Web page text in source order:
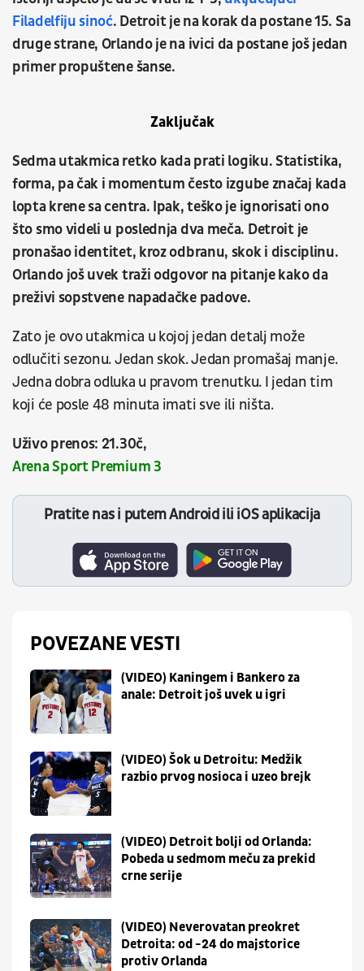
Filadelfiju sinoć. Detroit je na korak da postane 15. Sa
druge strane, Orlando je na ivici da postane još jedan
primer propuštene šanse.
Zaključak
Sedma utakmica retko kada prati logiku. Statistika,
forma, pa čak i momentum često izgube značaj kada
lopta krene sa centra. Ipak, teško je ignorisati ono
što smo videli u poslednja dva meča. Detroit je
pronašao identitet, kroz odbranu, skok i disciplinu.
Orlando još uvek traži odgovor na pitanje kako da
preživi sopstvene napadačke padove.
Zato je ovo utakmica u kojoj jedan detalj može
odlučiti sezonu. Jedan skok. Jedan promašaj manje.
Jedna dobra odluka u pravom trenutku. I jedan tim
koji će posle 48 minuta imati sve ili ništa.
Uživo prenos: 21.30č,
Arena Sport Premium 3
Pratite nas i putem Android ili iOS aplikacija
POVEZANE VESTI
(VIDEO) Kaningem i Bankero za
anale: Detroit još uvek u igri
(VIDEO) Šok u Detroitu: Medžik
razbio prvog nosioca i uzeo brejk
(VIDEO) Detroit bolji od Orlanda:
Pobeda u sedmom meču za prekid
crne serije
(VIDEO) Neverovatan preokret
Detroita: od -24 do majstorice
protiv Orlanda